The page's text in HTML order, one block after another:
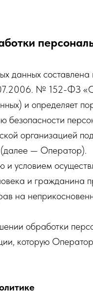
данных составлена
№ 152-ФЗ
и определяет
безопасности
организацией
— Оператор).
условием
и гражданина
на
обработки
которую